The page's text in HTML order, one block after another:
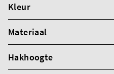
Kleur
Materiaal
Hakhoogte